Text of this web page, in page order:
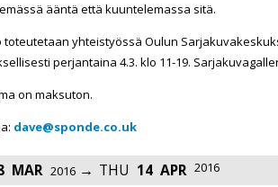
ääntä että kuuntelemassa sitä.
toteutetaan yhteistyössä Oulun
perjantaina 4.3. klo 11-19.
on maksuton.
dave@sponde.co.uk
MAR 2016 THU 14 APR 2016